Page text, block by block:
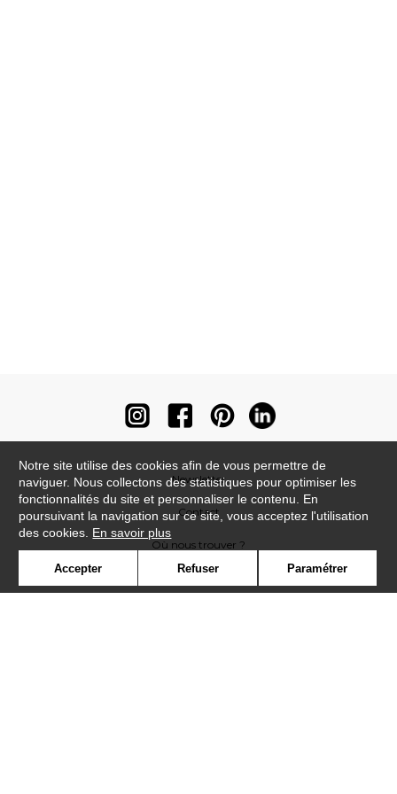
Newsletter
Contact
Où nous trouver ?
Notre site utilise des cookies afin de vous permettre de
naviguer. Nous collectons des statistiques pour optimiser les
fonctionnalités du site et personnaliser le contenu. En
poursuivant la navigation sur ce site, vous acceptez l'utilisation
des cookies. En savoir plus
Accepter Refuser Paramétrer